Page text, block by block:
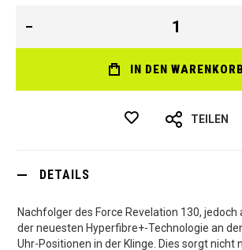
IN DEN WARENKORB
TEILEN
DETAILS
Nachfolger des Force Revelation 130,
der neuesten Hyperfibre+-Technologie an
Uhr-Positionen in der Klinge. Dies sorgt nicht